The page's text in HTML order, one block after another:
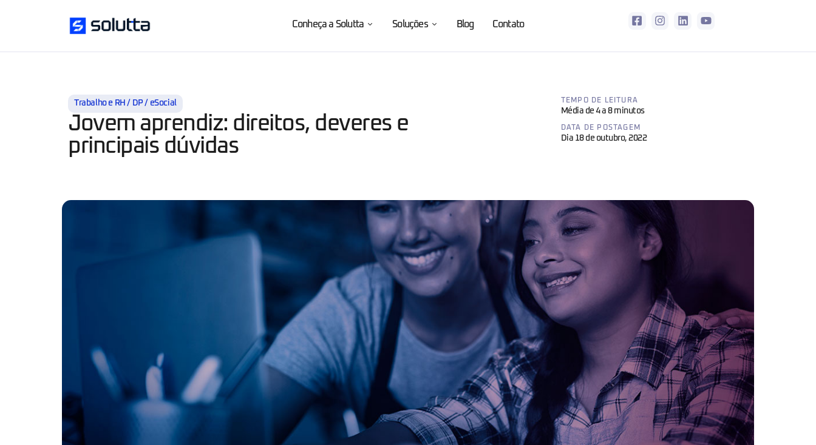
Conheça a Solutta Soluções Blog Contato
Trabalho e RH / DP / eSocial
Jovem aprendiz: direitos, deveres e
principais dúvidas
TEMPO DE LEITURA
Média de 4 a 8 minutos
DATA DE POSTAGEM
Dia 18 de outubro, 2022